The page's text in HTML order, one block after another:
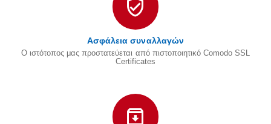
Ασφάλεια συναλλαγών
Ο ιστότοπος μας προστατεύεται από πιστοποιητικό Comodo SSL
Certificates